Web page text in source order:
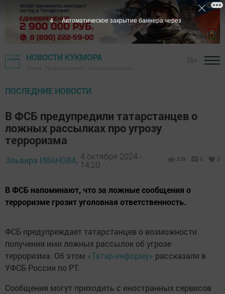
НОВОСТИ КУКМОРА
ПОСЛЕДНИЕ НОВОСТИ
В ФСБ предупредили татарстанцев о
ложных рассылках про угрозу
терроризма
Эльвира ИВАНОВА, 4 октября 2024 -
14:20
339 0 0
В ФСБ напоминают, что за ложные сообщения о
терроризме грозит уголовная ответственность.
ФСБ предупреждает татарстанцев о возможности
получения ими ложных рассылок об угрозе
терроризма. Об этом «Татар-информу» рассказали в
УФСБ России по РТ.
Сообщения могут приходить с иностранных сервисов
2 Автоматическое закрытие баннера через